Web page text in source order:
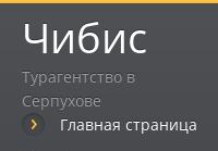
Чибис
Турагентство в
Серпухове
Главная страница